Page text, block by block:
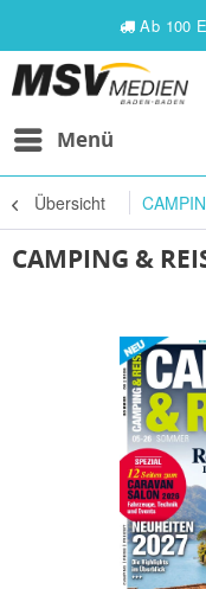
Ab 100 Euro
Menü
Übersicht
CAMPING &